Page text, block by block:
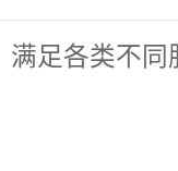
足各类不同